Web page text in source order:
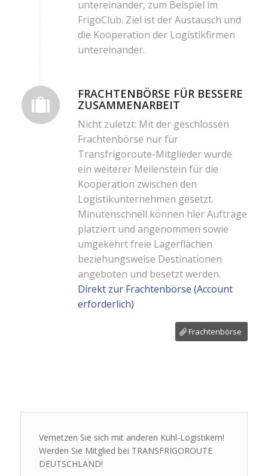
untereinander, zum Beispiel im
FrigoClub. Ziel ist der Austausch und
die Kooperation der Logistikfirmen
untereinander.
FRACHTENBÖRSE FÜR BESSERE
ZUSAMMENARBEIT
Nicht zuletzt: Mit der geschlossen
Frachtenbörse nur für
Transfrigoroute-Mitglieder wurde
ein weiterer Meilenstein für die
Kooperation zwischen den
Logistikunternehmen gesetzt.
Minutenschnell können hier Aufträge
platziert und angenommen sowie
umgekehrt freie Lagerflächen
beziehungsweise Destinationen
angeboten und besetzt werden.
Direkt zur Frachtenbörse (Account
erforderlich)
Frachtenbörse
Vernetzen Sie sich mit anderen Kühl-Logistikern!
Werden Sie Mitglied bei TRANSFRIGOROUTE
DEUTSCHLAND!